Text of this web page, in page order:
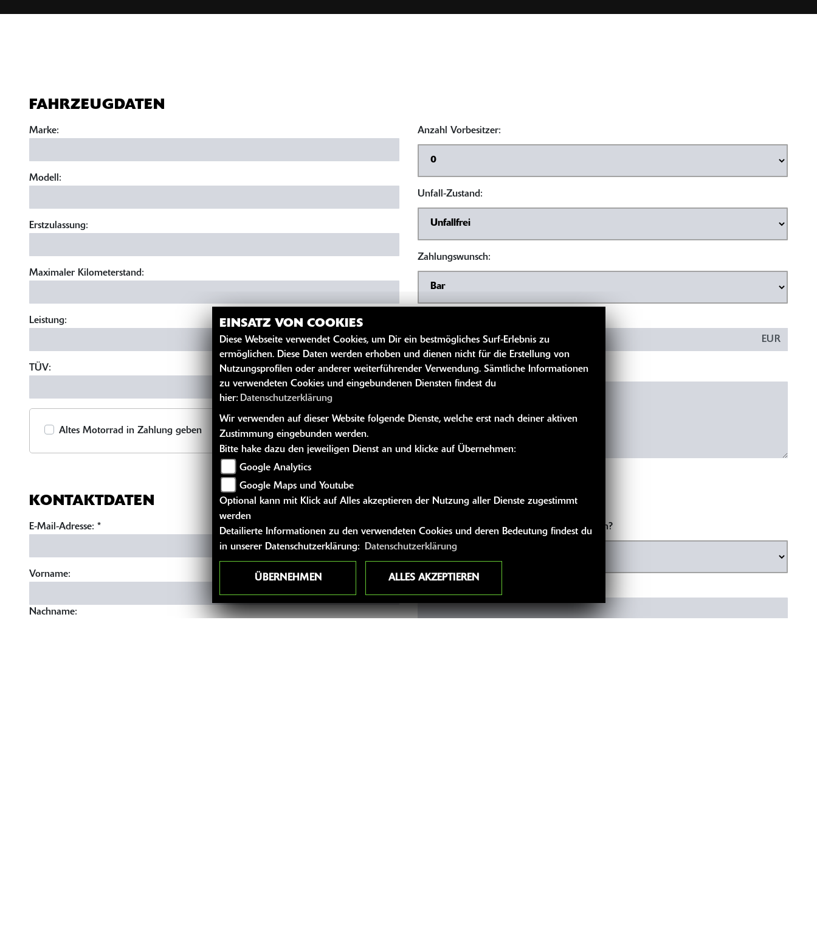
FAHRZEUGDATEN
Marke:
Modell:
Erstzulassung:
Maximaler Kilometerstand:
Leistung:
kW
TÜV:
Altes Motorrad in Zahlung geben
Anzahl Vorbesitzer:
Unfall-Zustand:
Zahlungswunsch:
EUR
Nachricht:
KONTAKTDATEN
E-Mail-Adresse: *
Vorname:
Nachname:
Wie sollen wir mit Ihnen Kontakt aufnehmen?
EINSATZ VON COOKIES
Diese Webseite verwendet Cookies, um Dir ein bestmögliches Surf-Erlebnis zu
ermöglichen. Diese Daten werden erhoben und dienen nicht für die Erstellung von
Nutzungsprofilen oder anderer weiterführender Verwendung. Sämtliche Informationen
zu verwendeten Cookies und eingebundenen Diensten findest du
hier: Datenschutzerklärung
Wir verwenden auf dieser Website folgende Dienste, welche erst nach deiner aktiven
Zustimmung eingebunden werden.
Bitte hake dazu den jeweiligen Dienst an und klicke auf Übernehmen:
Google Analytics
Google Maps und Youtube
Optional kann mit Klick auf Alles akzeptieren der Nutzung aller Dienste zugestimmt
werden
Detailierte Informationen zu den verwendeten Cookies und deren Bedeutung findest du
in unserer Datenschutzerklärung:
Datenschutzerklärung
ÜBERNEHMEN ALLES AKZEPTIEREN